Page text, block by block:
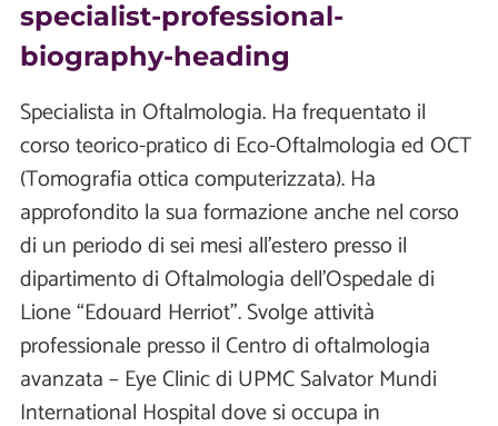
specialist-professional-
biography-heading
Specialista in Oftalmologia. Ha frequentato il
corso teorico-pratico di Eco-Oftalmologia ed OCT
(Tomografia ottica computerizzata). Ha
approfondito la sua formazione anche nel corso
di un periodo di sei mesi all’estero presso il
dipartimento di Oftalmologia dell’Ospedale di
Lione “Edouard Herriot”. Svolge attività
professionale presso il Centro di oftalmologia
avanzata – Eye Clinic di UPMC Salvator Mundi
International Hospital dove si occupa in